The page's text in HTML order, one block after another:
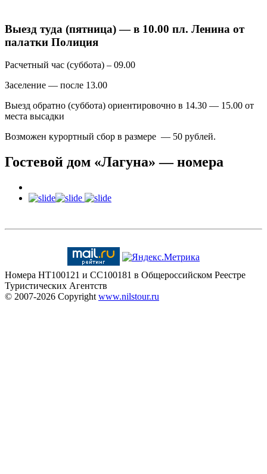
Выезд туда (пятница) — в 10.00 пл. Ленина от
палатки Полиция
Расчетный час (суббота) – 09.00
Заселение — после 13.00
Выезд обратно (суббота) ориентировочно в 14.30 — 15.00 от
места высадки
Возможен курортный сбор в размере — 50 рублей.
Гостевой дом «Лагуна» — номера
Номера HT100121 и CC100181 в Общероссийском Реестре
Туристических Агентств
© 2007-2026 Copyright www.nilstour.ru